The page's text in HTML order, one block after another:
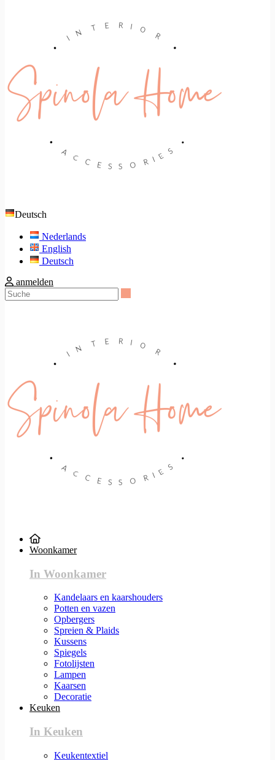
Deutsch
Nederlands
English
Deutsch
anmelden
Woonkamer
In Woonkamer
Kandelaars en kaarshouders
Potten en vazen
Opbergers
Spreien & Plaids
Kussens
Spiegels
Fotolijsten
Lampen
Kaarsen
Decoratie
Keuken
In Keuken
Keukentextiel